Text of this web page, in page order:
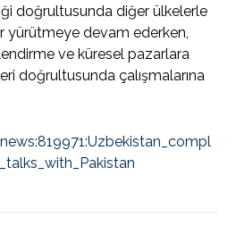
doğrultusunda diğer ülkelerle
yürütmeye devam ederken,
ve küresel pazarlara
doğrultusunda çalışmalarına